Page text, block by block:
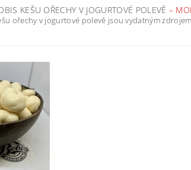
KEŠU OŘECHY V JOGURTOVÉ POLEVĚ –
ořechy v jogurtové polevě jsou vydatným